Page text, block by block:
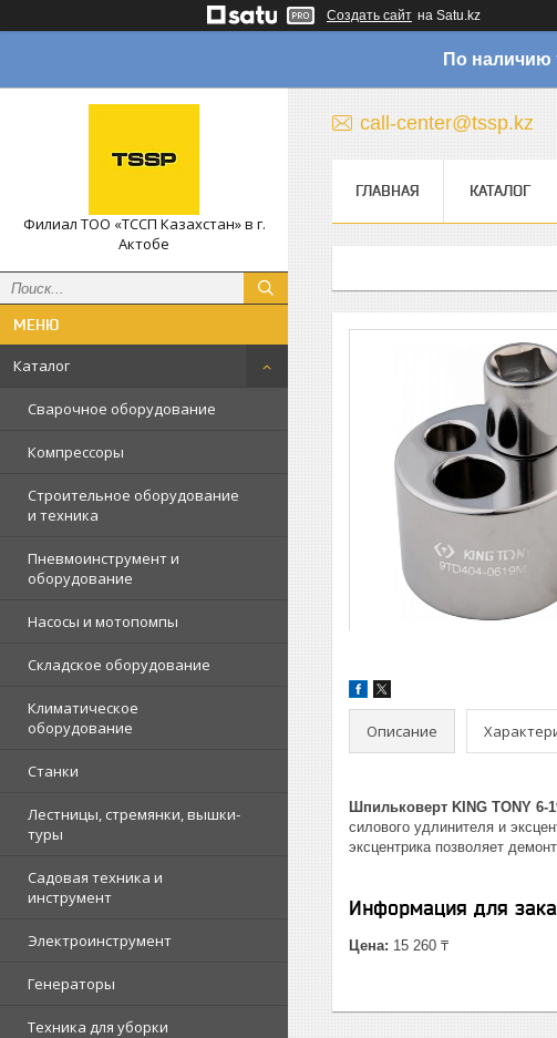
Создать сайт на Satu.kz
По наличию
Филиал ТОО «ТССП Казахстан» в г.
Актобе
Каталог
Сварочное оборудование
Компрессоры
Строительное оборудование
и техника
Пневмоинструмент и
оборудование
Насосы и мотопомпы
Складское оборудование
Климатическое
оборудование
Станки
Лестницы, стремянки, вышки-
туры
Садовая техника и
инструмент
Электроинструмент
Генераторы
Техника для уборки
call-center@tssp.kz
ГЛАВНАЯ КАТАЛОГ
Описание
Шпильковерт KING TONY 6-
силового удлинителя и
эксцентрика позволяет
Информация для
Цена: 15 260 ₸